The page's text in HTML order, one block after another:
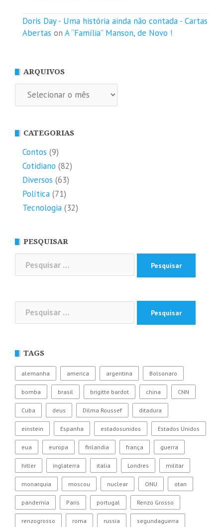
Doris Day - Uma história ainda não contada - Cartas
Abertas on A “Família” Manson, de Novo !
ARQUIVOS
Arquivos
CATEGORIAS
Contos (9)
Cotidiano (82)
Diversos (63)
Política (71)
Tecnologia (32)
PESQUISAR
por:
Pesquisar
por:
TAGS
alemanha america argentina Bolsonaro
bomba brasil brigitte bardot china CNN
Cuba deus Dilma Roussef ditadura
einstein Espanha estadosunidos Estados Unidos
eua europa finlandia frança guerra
hitler inglaterra italia Londres militar
monarquia moscou nuclear ONU otan
pandemia Paris portugal Renzo Grosso
renzogrosso roma russia segundaguerra